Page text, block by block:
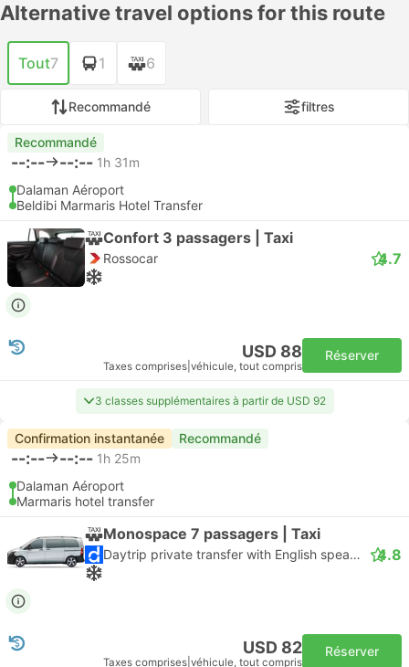
Alternative travel options for this route
Tout7 1 6
Recommandé filtres
Recommandé
--:-- --:-- 1h 31m
Dalaman Aéroport
Beldibi Marmaris Hotel Transfer
Confort 3 passagers | Taxi
Rossocar 4.7
USD 88
Taxes comprises véhicule, tout compris
Réserver
3 classes supplémentaires à partir de USD 92
Confirmation instantanée Recommandé
--:-- --:-- 1h 25m
Dalaman Aéroport
Marmaris hotel transfer
Monospace 7 passagers | Taxi
Daytrip private transfer with English speaking driver 4.8
USD 82
Taxes comprises véhicule, tout compris
Réserver